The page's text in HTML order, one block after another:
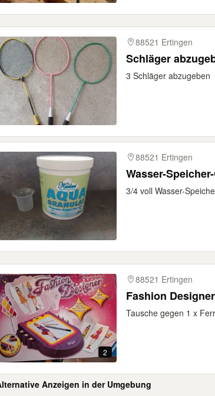
88521 Ertingen
Schläger
3 Schläger abzugeben
88521 Ertingen
Wasser-
3/4 voll Wasser-
2
88521 Ertingen
Fashion
Tausche gegen 1 x
Anzeigen in der Umgebung